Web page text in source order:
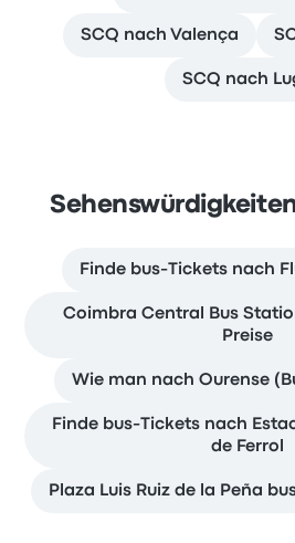
SCQ nach Valença
SCQ nach
Finde bus-Tickets nach
Coimbra Central Bus
Preise
Wie man nach Ourense
Finde bus-Tickets nach
de Ferrol
Plaza Luis Ruiz de la Peña